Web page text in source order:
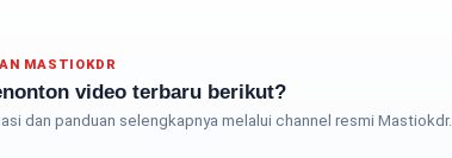
MASTIOKDR
video terbaru berikut?
dan panduan selengkapnya melalui channel resmi Mastiokdr.